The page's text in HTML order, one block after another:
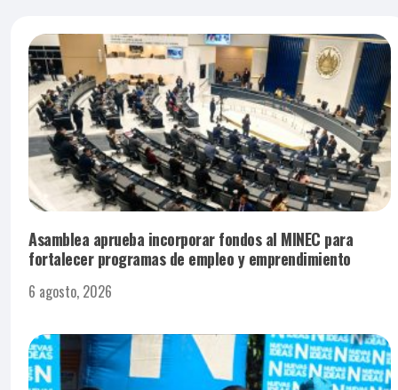
Asamblea aprueba incorporar fondos al MINEC para
fortalecer programas de empleo y emprendimiento
6 agosto, 2026